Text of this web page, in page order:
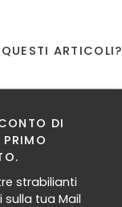
DI
strabilianti
tua Mail
ARTICOLI?